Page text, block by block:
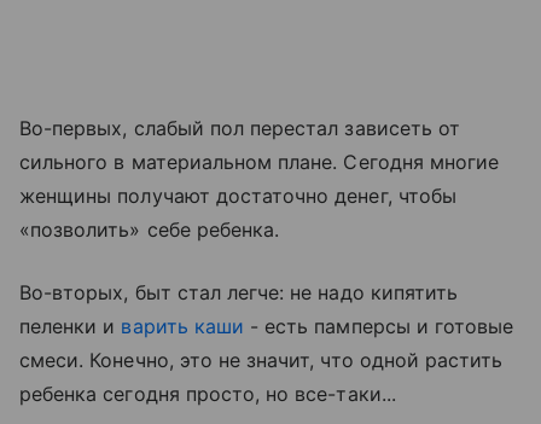
Во-первых, слабый пол перестал зависеть от
сильного в материальном плане. Сегодня многие
женщины получают достаточно денег, чтобы
«позволить» себе ребенка.
Во-вторых, быт стал легче: не надо кипятить
пеленки и варить каши - есть памперсы и готовые
смеси. Конечно, это не значит, что одной растить
ребенка сегодня просто, но все-таки...